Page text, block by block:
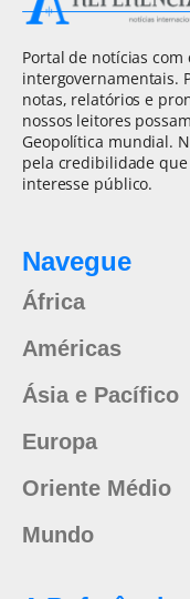
Portal de notícias
intergovernamentais.
notas, relatórios e
nossos leitores
Geopolítica mundial.
pela credibilidade
interesse público.
Navegue
África
Américas
Ásia e Pacífico
Europa
Oriente Médio
Mundo